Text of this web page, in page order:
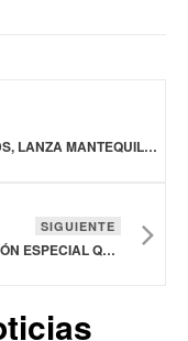
JUSTIN'S, MARCA DE HORMEL FOODS, LANZA MANTEQUILLA DE MANÍ (CACAHUATE) CRUJIENTE
SIGUIENTE
CERVEZA VICTORIA PRESENTA UNA EDICIÓN ESPECIAL QUE CELEBRA UNA DE LAS ESPECIES MÁS EMBLEMÁTICAS DE NUESTRO PAÍS, EL AJOLOTE